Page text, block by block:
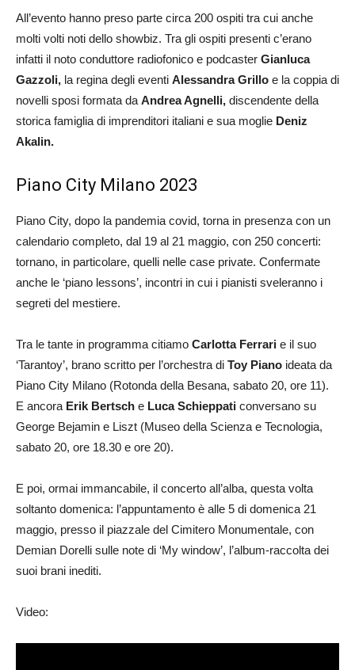
All’evento hanno preso parte circa 200 ospiti tra cui anche
molti volti noti dello showbiz. Tra gli ospiti presenti c’erano
infatti il noto conduttore radiofonico e podcaster Gianluca
Gazzoli, la regina degli eventi Alessandra Grillo e la coppia di
novelli sposi formata da Andrea Agnelli, discendente della
storica famiglia di imprenditori italiani e sua moglie Deniz
Akalin.
Piano City Milano 2023
Piano City, dopo la pandemia covid, torna in presenza con un
calendario completo, dal 19 al 21 maggio, con 250 concerti:
tornano, in particolare, quelli nelle case private. Confermate
anche le ‘piano lessons’, incontri in cui i pianisti sveleranno i
segreti del mestiere.
Tra le tante in programma citiamo Carlotta Ferrari e il suo
‘Tarantoy’, brano scritto per l’orchestra di Toy Piano ideata da
Piano City Milano (Rotonda della Besana, sabato 20, ore 11).
E ancora Erik Bertsch e Luca Schieppati conversano su
George Bejamin e Liszt (Museo della Scienza e Tecnologia,
sabato 20, ore 18.30 e ore 20).
E poi, ormai immancabile, il concerto all’alba, questa volta
soltanto domenica: l’appuntamento è alle 5 di domenica 21
maggio, presso il piazzale del Cimitero Monumentale, con
Demian Dorelli sulle note di ‘My window’, l’album-raccolta dei
suoi brani inediti.
Video: